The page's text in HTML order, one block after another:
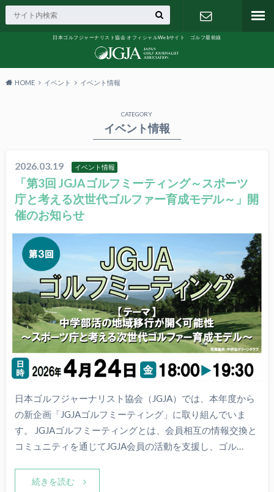
日本ゴルフジャーナリスト協会 オフィシャルWebサイト ゴルフ最前線
HOME イベント イベント情報
CATEGORY
イベント情報
2026.03.19 イベント情報
「第3回 JGJAゴルフミーティング～スポーツ
庁と考える次世代ゴルファー育成モデル～」開
催のお知らせ
日本ゴルフジャーナリスト協会（JGJA）では、本年度から
の新企画「JGJAゴルフミーティング」に取り組んでいま
す。 JGJAゴルフミーティングとは、会員相互の情報交換と
コミュニティを通じてJGJA会員の活動を支援し、ゴル…
続きを読む